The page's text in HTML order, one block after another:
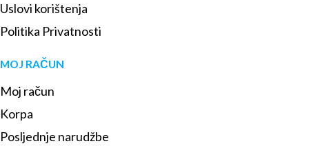
Uslovi korištenja
Politika Privatnosti
MOJ RAČUN
Moj račun
Korpa
Posljednje narudžbe